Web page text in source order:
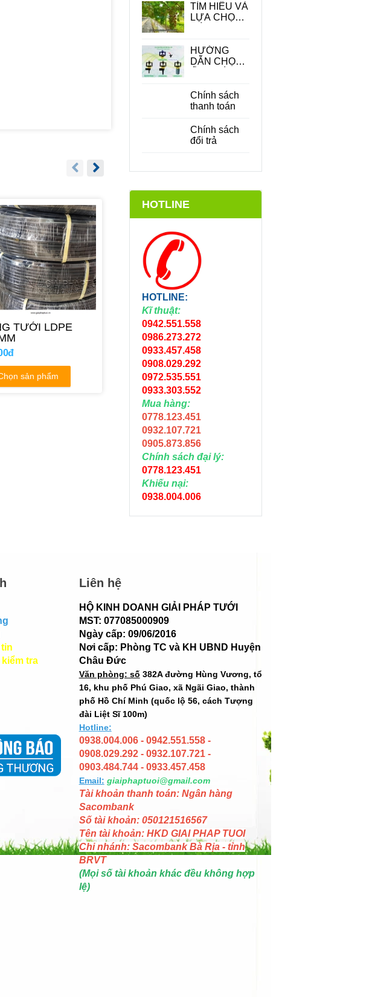
TƯỚI LDPE
sản phẩm
ỐNG TƯỚI LDPE
25MM
7.000đ 7.500đ
Chọn sản phẩm
TÌM HIỂU VÀ
LỰA CHỌN
CÂY ĂN
QUẢ PHÙ
HƯỚNG
DẪN CHỌN
TƯỚI CÂY
PHÙ HỢP
KIỆM CHI
PHÍ
Chính sách
thanh toán
Chính sách
đổi trả
HOTLINE
HOTLINE:
Kĩ thuật:
0942.551.558
0986.273.272
0933.457.458
0908.029.292
0972.535.551
0933.303.552
Mua hàng:
0778.123.451
0932.107.721
0905.873.856
Chính sách đại lý:
0778.123.451
Khiếu nại:
0938.004.006
tra
Liên hệ
HỘ KINH DOANH GIẢI PHÁP TƯỚI
MST: 077085000909
Ngày cấp: 09/06/2016
Nơi cấp: Phòng TC và KH UBND Huyện
Châu Đức
Văn phòng: số 382A đường Hùng Vương, tổ
16, khu phố Phú Giao, xã Ngãi Giao, thành
phố Hồ Chí Minh (quốc lộ 56, cách Tượng
đài Liệt Sĩ 100m)
Hotline:
0938.004.006 - 0942.551.558 -
0908.029.292 - 0932.107.721 -
0903.484.744 - 0933.457.458
Email: giaiphaptuoi@gmail.com
Tài khoản thanh toán: Ngân hàng
Sacombank
Số tài khoản: 050121516567
Tên tài khoản: HKD GIAI PHAP TUOI
Chi nhánh: Sacombank Bà Rịa - tỉnh
BRVT
(Mọi số tài khoản khác đều không hợp
lệ)